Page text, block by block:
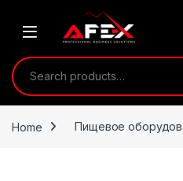
Search for:
Home Пищевое